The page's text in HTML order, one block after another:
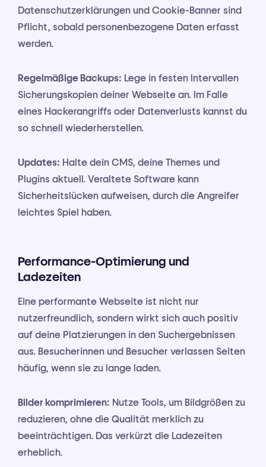
Datenschutzerklärungen und Cookie-Banner sind
Pflicht, sobald personenbezogene Daten erfasst
werden.
Regelmäßige Backups: Lege in festen Intervallen
Sicherungskopien deiner Webseite an. Im Falle
eines Hackerangriffs oder Datenverlusts kannst du
so schnell wiederherstellen.
Updates: Halte dein CMS, deine Themes und
Plugins aktuell. Veraltete Software kann
Sicherheitslücken aufweisen, durch die Angreifer
leichtes Spiel haben.
Performance-Optimierung und
Ladezeiten
Eine performante Webseite ist nicht nur
nutzerfreundlich, sondern wirkt sich auch positiv
auf deine Platzierungen in den Suchergebnissen
aus. Besucherinnen und Besucher verlassen Seiten
häufig, wenn sie zu lange laden.
Bilder komprimieren: Nutze Tools, um Bildgrößen zu
reduzieren, ohne die Qualität merklich zu
beeinträchtigen. Das verkürzt die Ladezeiten
erheblich.